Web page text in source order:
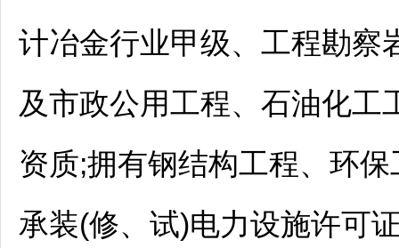
计冶金行业甲级、工程勘察
及市政公用工程、石油化工
资质;拥有钢结构工程、环
承装(修、试)电力设施许可